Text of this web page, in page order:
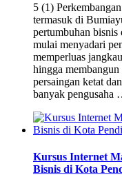
5 (1)
termasuk di
pertumbuhan bisnis
mulai menyadari
memperluas
hingga
persaingan ketat
banyak pengusaha
Kursus Internet
Bisnis di Kota